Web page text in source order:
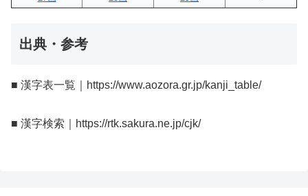
出典・参考
■ 漢字表一覧｜https://www.aozora.gr.jp/kanji_table/
■ 漢字検索｜https://rtk.sakura.ne.jp/cjk/